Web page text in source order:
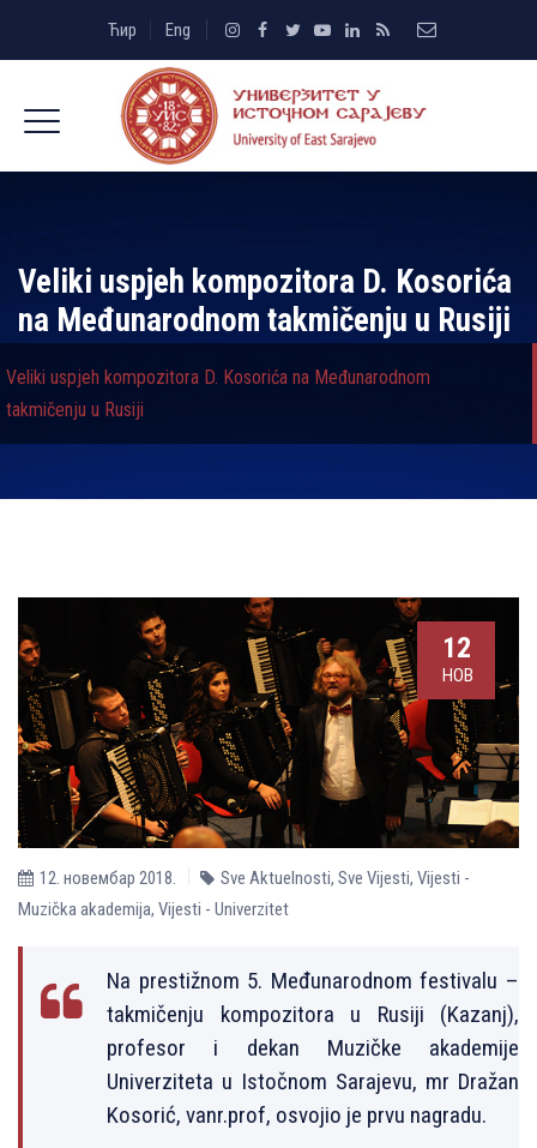
Ћир Eng
Veliki uspjeh kompozitora D. Kosorića
na Međunarodnom takmičenju u Rusiji
Veliki uspjeh kompozitora D. Kosorića na Međunarodnom
takmičenju u Rusiji
12
НОВ
12. новембар 2018. Sve Aktuelnosti, Sve Vijesti, Vijesti -
Muzička akademija, Vijesti - Univerzitet
Na prestižnom 5. Međunarodnom festivalu –
takmičenju kompozitora u Rusiji (Kazanj),
profesor i dekan Muzičke akademije
Univerziteta u Istočnom Sarajevu, mr Dražan
Kosorić, vanr.prof, osvojio je prvu nagradu.